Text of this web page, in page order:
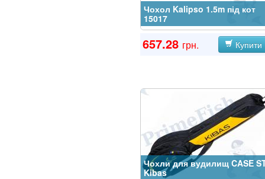
Чохол Kalipso 1.5m під кот
15017
657.28 грн. Купити
Чохли для вудилищ CASE
Kibas